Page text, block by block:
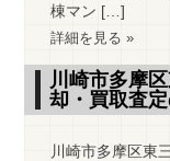
棟マン […]
詳細を見る »
川崎市多摩
却・買取査
川崎市多摩区東